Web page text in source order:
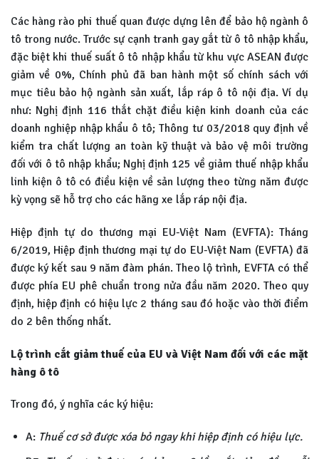
Các hàng rào phi thuế quan được dựng lên để bảo hộ ngành ô
tô trong nước. Trước sự cạnh tranh gay gắt từ ô tô nhập khẩu,
đặc biệt khi thuế suất ô tô nhập khẩu từ khu vực ASEAN được
giảm về 0%, Chính phủ đã ban hành một số chính sách với
mục tiêu bảo hộ ngành sản xuất, lắp ráp ô tô nội địa. Ví dụ
như: Nghị định 116 thắt chặt điều kiện kinh doanh của các
doanh nghiệp nhập khẩu ô tô; Thông tư 03/2018 quy định về
kiểm tra chất lượng an toàn kỹ thuật và bảo vệ môi trường
đối với ô tô nhập khẩu; Nghị định 125 về giảm thuế nhập khẩu
linh kiện ô tô có điều kiện về sản lượng theo từng năm được
kỳ vọng sẽ hỗ trợ cho các hãng xe lắp ráp nội địa.
Hiệp định tự do thương mại EU-Việt Nam (EVFTA): Tháng
6/2019, Hiệp định thương mại tự do EU-Việt Nam (EVFTA) đã
được ký kết sau 9 năm đàm phán. Theo lộ trình, EVFTA có thể
được phía EU phê chuẩn trong nửa đầu năm 2020. Theo quy
định, hiệp định có hiệu lực 2 tháng sau đó hoặc vào thời điểm
do 2 bên thống nhất.
Lộ trình cắt giảm thuế của EU và Việt Nam đối với các mặt
hàng ô tô
Trong đó, ý nghĩa các ký hiệu:
A: Thuế cơ sở được xóa bỏ ngay khi hiệp định có hiệu lực.